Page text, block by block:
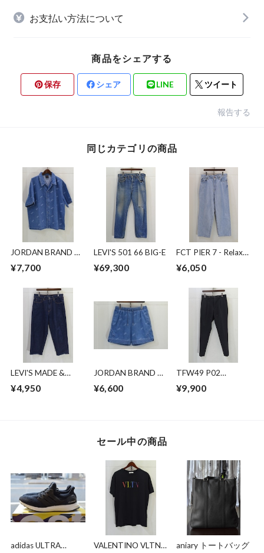
お支払い方法について
商品をシェアする
保存 シェア LINE ツイート
報告する
同じカテゴリの商品
JORDAN BRAND デ
¥7,700
LEVI'S 501 66 BIG-E
¥69,300
FCT PIER 7 - Relax
¥6,050
LEVI'S MADE &
DENIM CROPPED
¥4,950
JORDAN BRAND デ
¥6,600
TFW49 P02
¥9,900
セール中の商品
adidas ULTRA
VALENTINO VLTN
aniary トートバッグ